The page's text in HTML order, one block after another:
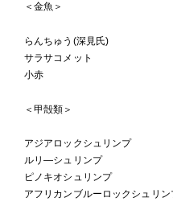
＜金魚＞
らんちゅう(深見氏)
サラサコメット
小赤
＜甲殻類＞
アジアロックシュリンプ
ルリ―シュリンプ
ピノキオシュリンプ
アフリカンブルーロックシュリン